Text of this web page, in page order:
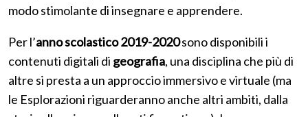
modo stimolante di insegnare e apprendere.
Per l’anno scolastico 2019-2020sono disponibili i
contenuti digitali di geografia, una disciplina che più di
altre si presta a un approccio immersivo e virtuale (ma
le Esplorazioni riguarderanno anche altri ambiti, dalla